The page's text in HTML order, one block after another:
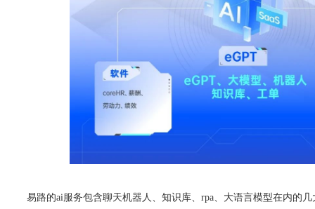
易路的ai服务包含聊天机器人、知识库、rpa、大语言模型在内的